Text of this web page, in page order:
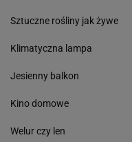
Sztuczne rośliny jak żywe
Klimatyczna lampa
Jesienny balkon
Kino domowe
Welur czy len